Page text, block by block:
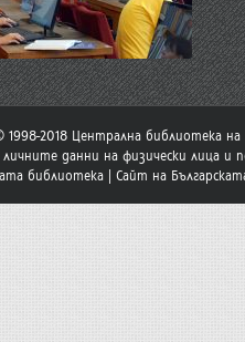
1998-2018 Централна библиотека на
данни на физически лица и
библиотека
Сайт на